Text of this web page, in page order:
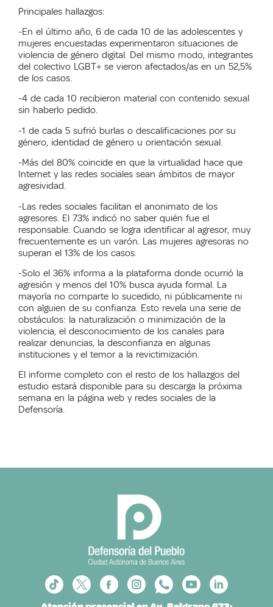
Principales hallazgos:
-En el último año, 6 de cada 10 de las adolescentes y
mujeres encuestadas experimentaron situaciones de
violencia de género digital. Del mismo modo, integrantes
del colectivo LGBT+ se vieron afectados/as en un 52,5%
de los casos.
-4 de cada 10 recibieron material con contenido sexual
sin haberlo pedido.
-1 de cada 5 sufrió burlas o descalificaciones por su
género, identidad de género u orientación sexual.
-Más del 80% coincide en que la virtualidad hace que
Internet y las redes sociales sean ámbitos de mayor
agresividad.
-Las redes sociales facilitan el anonimato de los
agresores. El 73% indicó no saber quién fue el
responsable. Cuando se logra identificar al agresor, muy
frecuentemente es un varón. Las mujeres agresoras no
superan el 13% de los casos.
-Solo el 36% informa a la plataforma donde ocurrió la
agresión y menos del 10% busca ayuda formal. La
mayoría no comparte lo sucedido, ni públicamente ni
con alguien de su confianza. Esto revela una serie de
obstáculos: la naturalización o minimización de la
violencia, el desconocimiento de los canales para
realizar denuncias, la desconfianza en algunas
instituciones y el temor a la revictimización.
El informe completo con el resto de los hallazgos del
estudio estará disponible para su descarga la próxima
semana en la página web y redes sociales de la
Defensoría.